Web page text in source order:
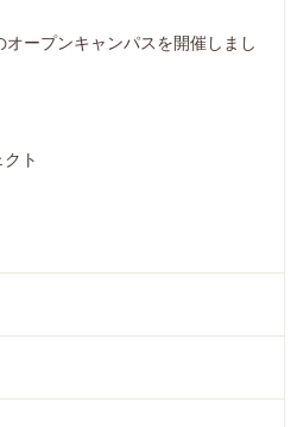
オープンキャンパスを開催しまし
ト